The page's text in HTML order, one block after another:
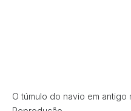
O túmulo do navio em antigo